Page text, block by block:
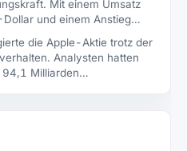
Mit einem Umsatz
und einem Anstieg…
die Apple-Aktie trotz der
Analysten hatten
94,1 Milliarden…